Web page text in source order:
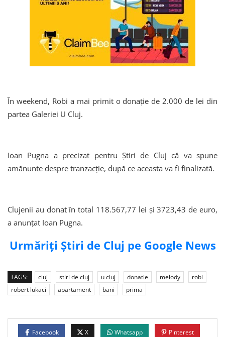
În weekend, Robi a mai primit o donație de 2.000 de lei din
partea Galeriei U Cluj.
Ioan Pugna a precizat pentru Știri de Cluj că va spune
amănunte despre tranzacție, după ce aceasta va fi finalizată.
Clujenii au donat în total 118.567,77 lei și 3723,43 de euro,
a anunțat Ioan Pugna.
Urmăriți Știri de Cluj pe Google News
TAGS: cluj stiri de cluj u cluj donatie melody
robi
robert lukaci
apartament bani prima
Facebook X Whatsapp Pinterest